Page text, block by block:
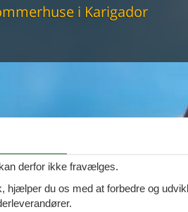
i Karigador
derfor ikke fravælges.
du os med at forbedre og